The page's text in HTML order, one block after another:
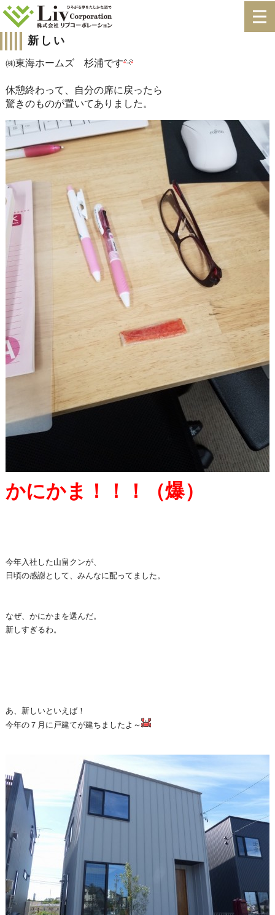
新しい
㈱東海ホームズ 杉浦です
休憩終わって、自分の席に戻ったら
驚きのものが置いてありました。
かにかま！！！（爆）
今年入社した山畠クンが、
日頃の感謝として、 みんなに配ってました。
なぜ、かにかまを選んだ。
新しすぎるわ。
あ、新しいといえば！
今年の７月に戸建てが建ちましたよ～